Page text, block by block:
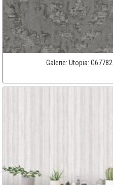
Galerie: Utopia: G67782